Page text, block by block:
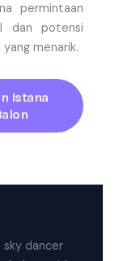
permintaan
dan potensi
menarik.
Istana